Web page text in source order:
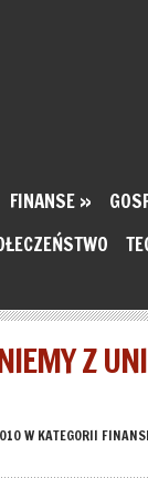
FINANSE »
Z
W KATEGORII